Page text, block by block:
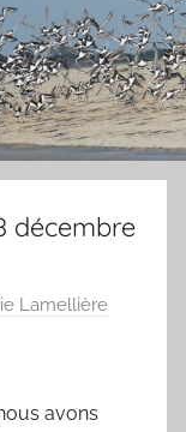
décembre
Lamellière
avons